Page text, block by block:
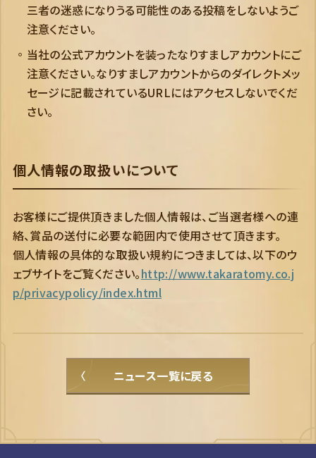
三者の迷惑になりうる可能性のある投稿をしないようご
注意ください。
当社の公式アカウントを装ったなりすましアカウントにご
注意ください。なりすましアカウントからのダイレクトメッ
セージに記載されているURLにはアクセスしないでくだ
さい。
個人情報の取扱いについて
お客様にご提供頂きました個人情報は、ご当選者様への連
絡、賞品の送付に必要な範囲内で使用させて頂きます。
個人情報の具体的な取扱い規約につきましては、以下のウ
ェブサイトをご覧ください。http://www.takaratomy.co.j
p/privacypolicy/index.html
ニュース一覧に戻る